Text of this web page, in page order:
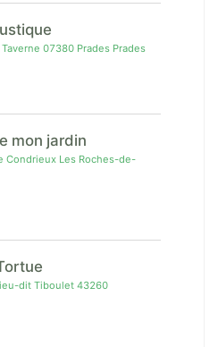
07380 Prades Prades
mon jardin
Condrieux Les Roches-de-
dit Tiboulet 43260